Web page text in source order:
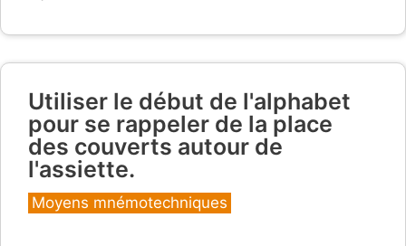
Utiliser le début de l'alphabet
pour se rappeler de la place
des couverts autour de
l'assiette.
Catégories
Moyens mnémotechniques